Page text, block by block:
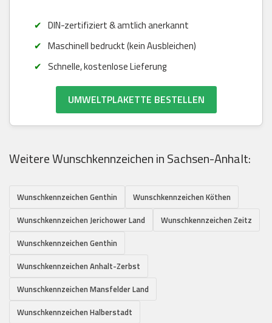
DIN-zertifiziert & amtlich anerkannt
Maschinell bedruckt (kein Ausbleichen)
Schnelle, kostenlose Lieferung
UMWELTPLAKETTE BESTELLEN
Weitere Wunschkennzeichen in Sachsen-Anhalt:
Wunschkennzeichen Genthin
Wunschkennzeichen Köthen
Wunschkennzeichen Jerichower Land
Wunschkennzeichen Zeitz
Wunschkennzeichen Genthin
Wunschkennzeichen Anhalt-Zerbst
Wunschkennzeichen Mansfelder Land
Wunschkennzeichen Halberstadt